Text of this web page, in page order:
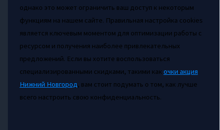
однако это может ограничить ваш доступ к некоторым
функциям на нашем сайте. Правильная настройка cookies
является ключевым моментом для оптимизации работы с
ресурсом и получения наиболее привлекательных
предложений. Если вы хотите воспользоваться
специализированными скидками, такими как очки акция
Нижний Новгород, вам стоит подумать о том, как лучше
всего настроить свою конфиденциальность.